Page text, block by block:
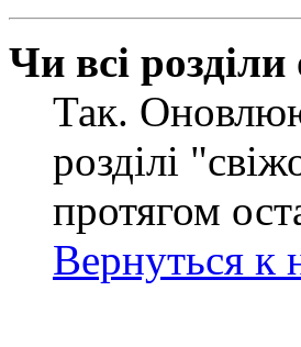
Чи всі
Так.
розділі
протягом
Вернуться к